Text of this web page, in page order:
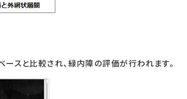
スと比較され、緑内障の評価が行われます。